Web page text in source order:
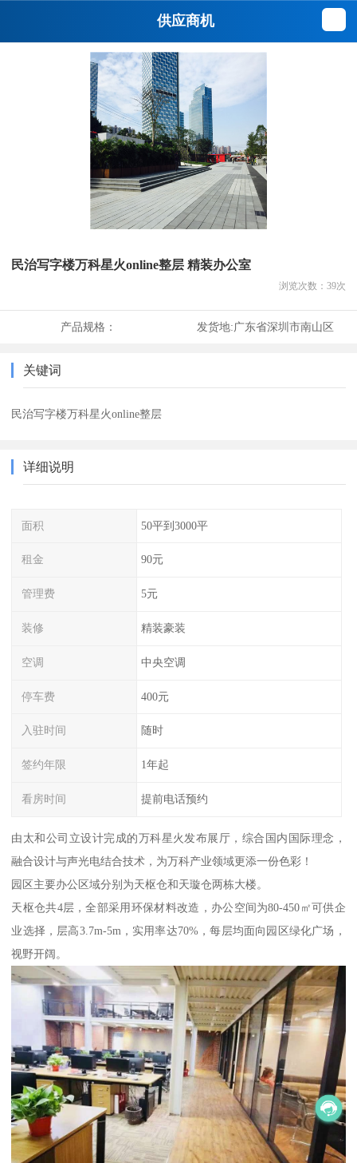
供应商机
民治写字楼万科星火online整层 精装办公室
浏览次数： 39次
产品规格： 发货地:广东省深圳市南山区
关键词
民治写字楼万科星火online整层
详细说明
面积 50平到3000平
租金 90元
管理费 5元
装修 精装豪装
空调 中央空调
停车费 400元
入驻时间 随时
签约年限 1年起
看房时间 提前电话预约
由太和公司立设计完成的万科星火发布展厅，综合国内国际理念，
融合设计与声光电结合技术，为万科产业领域更添一份色彩！
园区主要办公区域分别为天枢仓和天璇仓两栋大楼。
天枢仓共4层，全部采用环保材料改造，办公空间为80-450㎡可供企
业选择，层高3.7m-5m，实用率达70%，每层均面向园区绿化广场，
视野开阔。